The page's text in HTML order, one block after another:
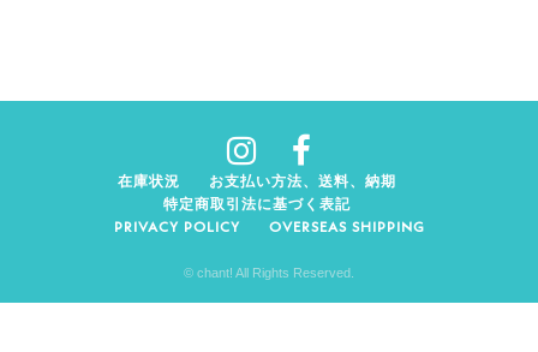
在庫状況
お支払い方法、送料、納期
特定商取引法に基づく表記
PRIVACY POLICY
OVERSEAS SHIPPING
© chant! All Rights Reserved.